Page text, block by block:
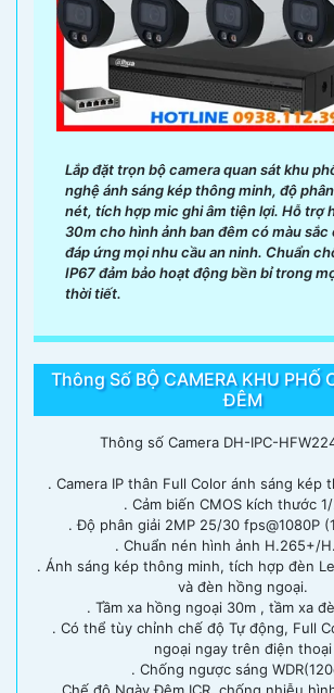
Lắp đặt trọn bộ camera quan sát khu
nghệ ánh sáng kép thông minh, độ
nét, tích hợp mic ghi âm tiện lợi. Hỗ trợ
30m cho hình ảnh ban đêm có màu
đáp ứng mọi nhu cầu an ninh. Chuẩn
IP67 đảm bảo hoạt động bền bỉ trong
thời tiết.
Thông Số BỘ CAMERA KHU PHỐ
ĐÊM
Thông số Camera DH-IPC-
. Camera IP thân Full Color ánh sáng kép
. Cảm biến CMOS kích thước 1/
. Độ phân giải 2MP 25/30 fps@1080P
. Chuẩn nén hình ảnh H.265+/
. Ánh sáng kép thông minh, tích hợp đèn
và đèn hồng ngoại.
. Tầm xa hồng ngoại 30m , tầm xa
. Có thể tùy chỉnh chế độ Tự động, Full
ngoại ngay trên điện thoại
. Chống ngược sáng